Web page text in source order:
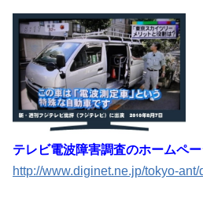
テレビ電波障害調査のホームペー
http://www.diginet.ne.jp/tokyo-ant/